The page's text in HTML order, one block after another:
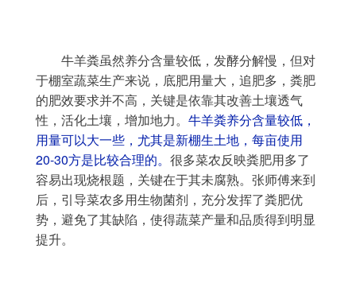
于棚室蔬菜生产来说，底肥用量大，追肥多，粪肥
的肥效要求并不高，关键是依靠其改善土壤透气
性，活化土壤，增加地力。 牛羊粪养分含量较低，
用量可以大一些，尤其是新棚生土地，每亩使用
20-30方是比较合理的。 很多菜农反映粪肥用多了
容易出现烧根题，关键在于其未腐熟。张师傅来到
后，引导菜农多用生物菌剂，充分发挥了粪肥优
势，避免了其缺陷，使得蔬菜产量和品质得到明显
提升。